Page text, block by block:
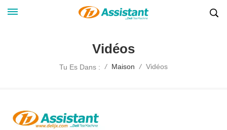
Vidéos
Tu Es Dans : / Maison / Vidéos